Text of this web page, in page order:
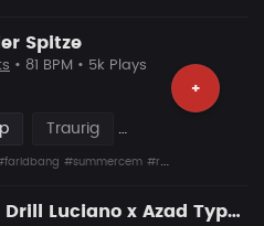
Spitze
+
• 81 BPM • 5k Plays
Traurig
#summercem #rafcamora
Lose Control Drill Luciano x Azad Type Beat